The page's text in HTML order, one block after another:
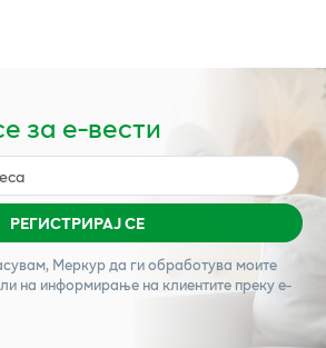
за е-вести
РЕГИСТРИРАЈ СЕ
Меркурда ги обработува моите
на информирање на клиентите преку е-